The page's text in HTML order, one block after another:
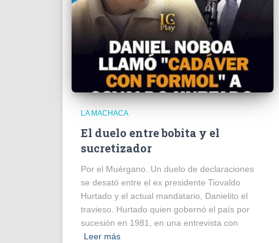
LA MACHACA
El duelo entre bobita y el
sucretizador
Por el Muérgano. Un duelo de declaraciones
se desató entre el ex presidente Tiovaldo
Hurtado y el actual mandatario, Danielito el
travieso. Hurtado quien gobernó el país por
sucesión en 1981, en una entrevista con
Leer más